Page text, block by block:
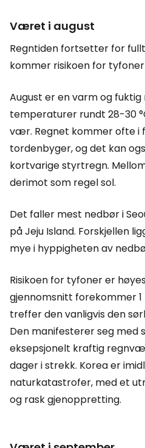
Været i august
Regntiden fortsetter for
kommer risikoen for
August er en varm og
temperaturer rundt 28-30
vær. Regnet kommer ofte i
tordenbyger, og det kan
kortvarige styrtregn.
derimot som regel sol.
Det faller mest nedbør i
på Jeju Island. Forskjellen
mye i hyppigheten av
Risikoen for tyfoner er
gjennomsnitt forekommer
treffer den vanligvis den
Den manifesterer seg med
eksepsjonelt kraftig
dager i strekk. Korea er
naturkatastrofer, med et
og rask gjenoppretting.